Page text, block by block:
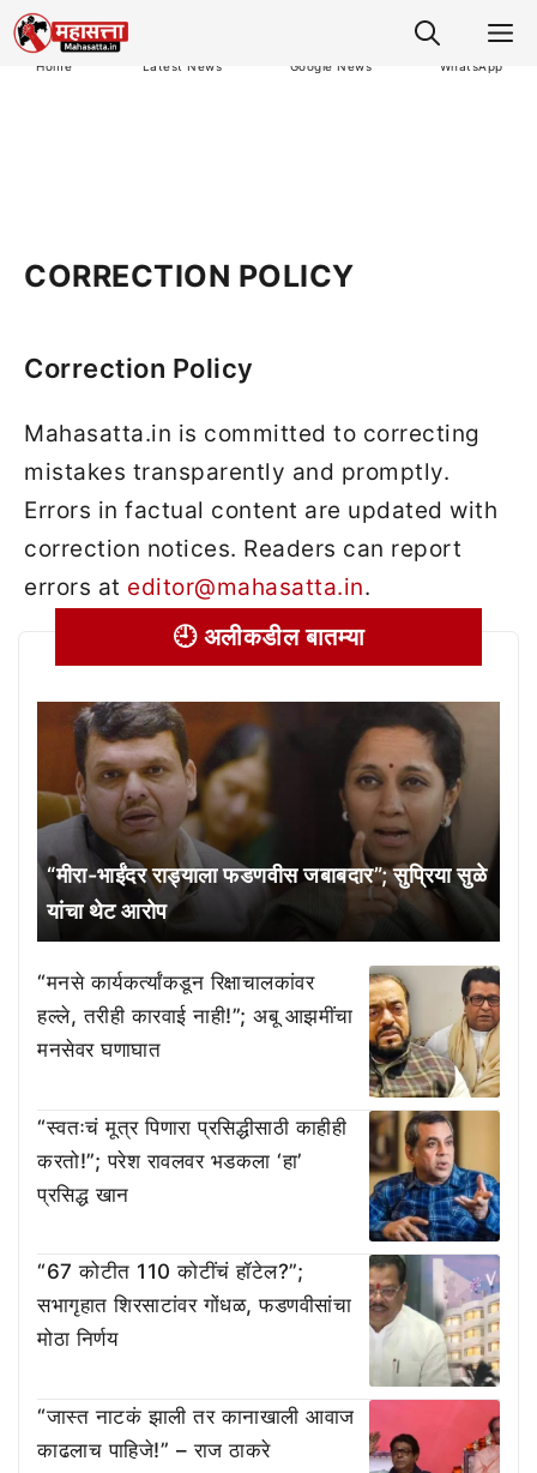
Home Latest News Google News WhatsApp
CORRECTION POLICY
Correction Policy
Mahasatta.in is committed to correcting
mistakes transparently and promptly.
Errors in factual content are updated with
correction notices. Readers can report
errors at editor@mahasatta.in.
🕘 अलीकडील बातम्या
“मीरा-भाईंदर राड्याला फडणवीस जबाबदार”; सुप्रिया सुळे
यांचा थेट आरोप
“मनसे कार्यकर्त्यांकडून रिक्षाचालकांवर
हल्ले, तरीही कारवाई नाही!”; अबू आझमींचा
मनसेवर घणाघात
“स्वतःचं मूत्र पिणारा प्रसिद्धीसाठी काहीही
करतो!”; परेश रावलवर भडकला ‘हा’
प्रसिद्ध खान
“67 कोटीत 110 कोटींचं हॉटेल?”;
सभागृहात शिरसाटांवर गोंधळ, फडणवीसांचा
मोठा निर्णय
“जास्त नाटकं झाली तर कानाखाली आवाज
काढलाच पाहिजे!” – राज ठाकरे